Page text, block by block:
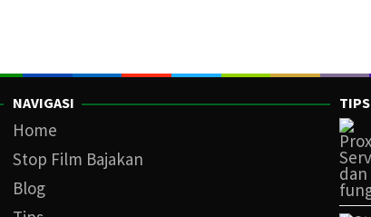
NAVIGASI
Home
Stop Film Bajakan
Blog
TIPS